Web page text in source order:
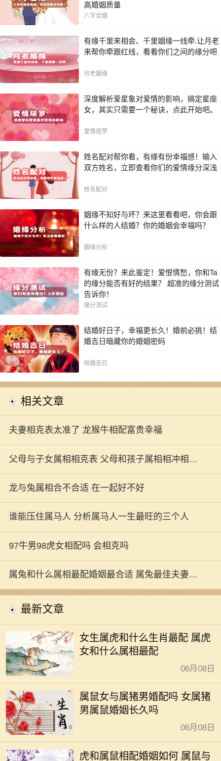
高婚姻质量
八字合婚
有缘千里来相会、千里姻缘一线牵.让月老
来帮你牵跟红线，看看你们之间的缘分吧
月老姻缘
深度解析爱星象对爱情的影响，搞定星座
女，其实只需要一个秘诀，点此开始吧。
爱情塔罗
姓名配对帮你看，有缘有份幸福感！输入
双方姓名，立即查看你们的爱情缘分深浅
姓名配对
姻缘不知好与坏？来这里看看吧，你会跟
什么样的人结婚？你的婚姻会幸福吗？
姻缘分析
有缘无份？来此鉴定！爱恨情愁，你和Ta
的缘分能否有好的结果？ 超准的缘分测试
告诉你！
缘分测试
结婚好日子，幸福更长久！婚前必挑！结
婚吉日暗藏你的婚姻密码
结婚吉日
相关文章
夫妻相克表太准了 龙猴牛相配富贵幸福
父母与子女属相相克表 父母和孩子属相相冲相克
关系大全
龙与兔属相合不合适 在一起好不好
谁能压住属马人 分析属马人一生最旺的三个人
97牛男98虎女相配吗 会相克吗
属兔和什么属相最配婚姻最合适 属兔最佳夫妻属
相婚配大全
最新文章
女生属虎和什么生肖最配 属虎
女和什么属相最配
06月08日
属鼠女与属猪男婚配吗 女属猪
男属鼠婚姻长久吗
06月08日
虎和属鼠相配婚姻如何 属鼠与